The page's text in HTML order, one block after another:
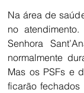
Na área de
no
Senhora
normalmente
Mas os PSFs e
ficarão fechados